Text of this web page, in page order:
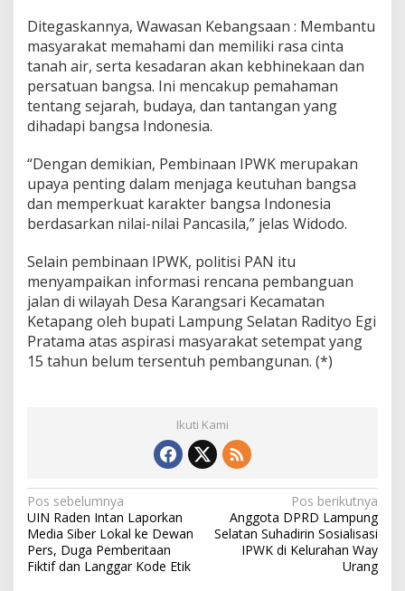
Ditegaskannya, Wawasan Kebangsaan : Membantu
masyarakat memahami dan memiliki rasa cinta
tanah air, serta kesadaran akan kebhinekaan dan
persatuan bangsa. Ini mencakup pemahaman
tentang sejarah, budaya, dan tantangan yang
dihadapi bangsa Indonesia.
“Dengan demikian, Pembinaan IPWK merupakan
upaya penting dalam menjaga keutuhan bangsa
dan memperkuat karakter bangsa Indonesia
berdasarkan nilai-nilai Pancasila,” jelas Widodo.
Selain pembinaan IPWK, politisi PAN itu
menyampaikan informasi rencana pembanguan
jalan di wilayah Desa Karangsari Kecamatan
Ketapang oleh bupati Lampung Selatan Radityo Egi
Pratama atas aspirasi masyarakat setempat yang
15 tahun belum tersentuh pembangunan. (*)
Ikuti Kami
N
a
v
Pos sebelumnya
UIN Raden Intan Laporkan
Media Siber Lokal ke Dewan
Pers, Duga Pemberitaan
Fiktif dan Langgar Kode Etik
Pos berikutnya
Anggota DPRD Lampung
Selatan Suhadirin Sosialisasi
IPWK di Kelurahan Way
Urang